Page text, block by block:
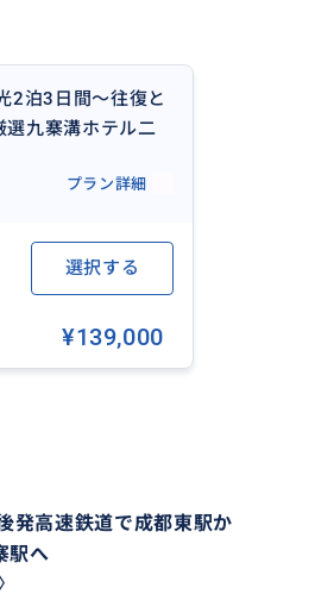
見逃さない絶景秘境です。同じく素
高が高くて高山病に要注意です。
2泊3日間～往復と
選九寨溝ホテル二
語ガイドと専用
アー、混載無し
プラン詳細
選択する
¥139,000
発高速鉄道で成都東駅か
駅へ